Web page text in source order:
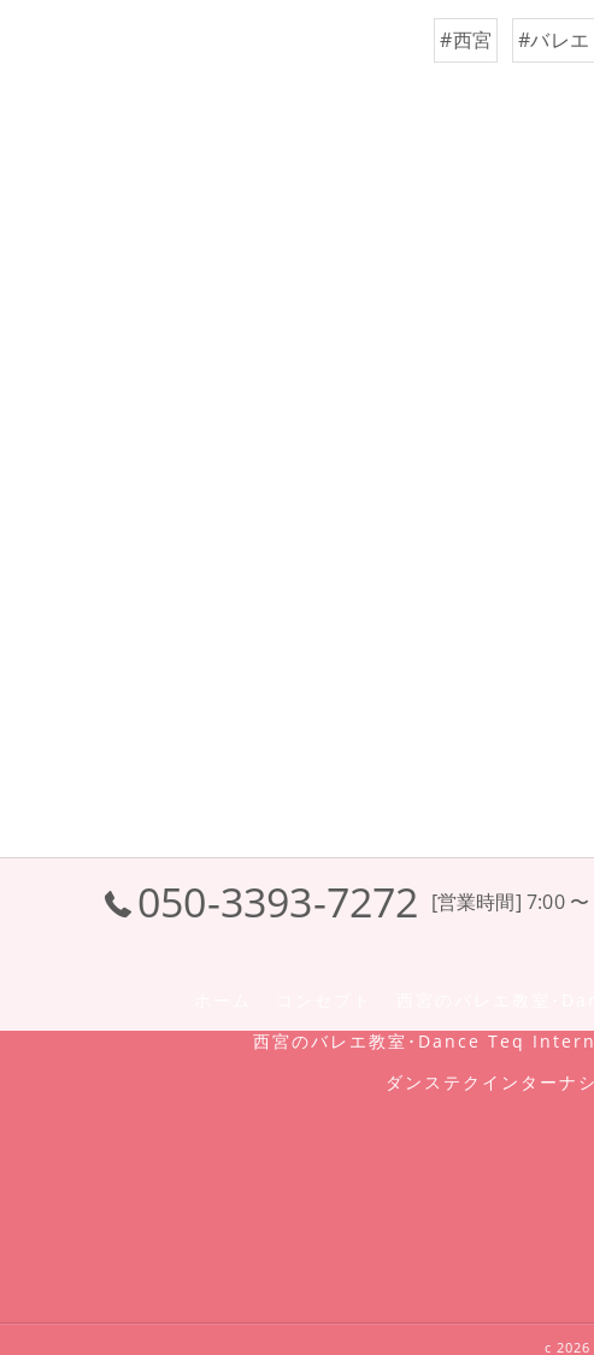
#西宮 #バレエ
050-3393-7272 [営業時間] 7:00
西宮のバレエ教室･Dance Teq
ダンステクインターナ
c 2026